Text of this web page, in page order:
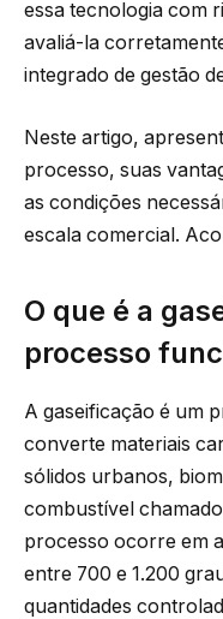
essa tecnologia com
avaliá-la
integrado de gestão
Neste artigo,
processo, suas
as condições
escala comercial.
O que é a
processo
A gaseificação é um
converte materiais
sólidos urbanos,
combustível
processo ocorre em
entre 700 e 1.200
quantidades